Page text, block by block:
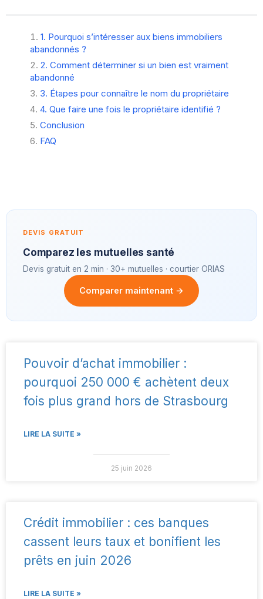
1. Pourquoi s’intéresser aux biens immobiliers
abandonnés ?
2. Comment déterminer si un bien est vraiment
abandonné
3. Étapes pour connaître le nom du propriétaire
4. Que faire une fois le propriétaire identifié ?
Conclusion
FAQ
DEVIS GRATUIT
Comparez les mutuelles santé
Devis gratuit en 2 min · 30+ mutuelles · courtier ORIAS
Comparer maintenant →
Pouvoir d’achat immobilier :
pourquoi 250 000 € achètent deux
fois plus grand hors de Strasbourg
LIRE LA SUITE »
25 juin 2026
Crédit immobilier : ces banques
cassent leurs taux et bonifient les
prêts en juin 2026
LIRE LA SUITE »